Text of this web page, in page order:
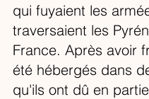
qui fuyaient les
traversaient les
France. Après avoir
été hébergés dans
qu'ils ont dû en